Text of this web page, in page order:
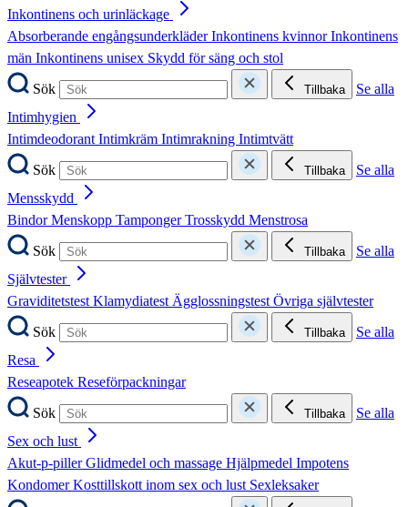
Inkontinens och urinläckage
Absorberande engångsunderkläderInkontinens kvinnorInkontinens
män Inkontinens unisex Skydd för säng och stol
Sök
Tillbaka
Se alla
Intimhygien
IntimdeodorantIntimkräm Intimrakning Intimtvätt
Sök
Tillbaka
Se alla
Mensskydd
BindorMenskopp TampongerTrosskydd Menstrosa
Sök
Tillbaka
Se alla
Självtester
GraviditetstestKlamydiatestÄgglossningstestÖvriga självtester
Sök
Tillbaka
Se alla
Resa
Reseapotek Reseförpackningar
Sök
Tillbaka
Se alla
Sex och lust
Akut-p-pillerGlidmedel och massage Hjälpmedel Impotens
KondomerKosttillskott inom sex och lust Sexleksaker